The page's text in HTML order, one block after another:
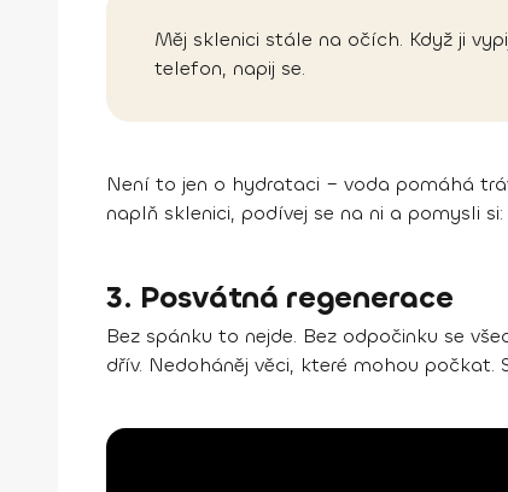
Měj sklenici stále na očích. Když ji
telefon, napij se.
Není to jen o hydrataci – voda pomáhá
naplň sklenici, podívej se na ni a pomysli
3. Posvátná regenerace
Bez spánku to nejde. Bez odpočinku se
dřív. Nedoháněj věci, které mohou